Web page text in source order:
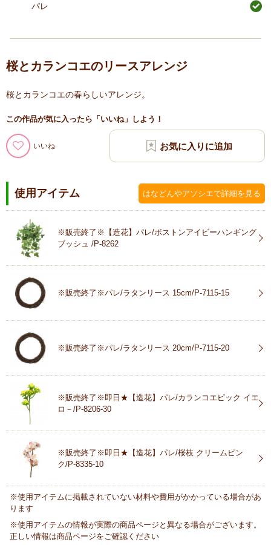
パレ
桜とカランコエのリースアレンジ
桜とカランコエの春らしいアレンジ。
この作品が気に入ったら「いいね」しよう！
いいね
使用アイテム はなどんやアソシエで詳細を見る
※販売終了※【造花】パレ/ボストンアイビーハンギング
ブッシュ /P-8262
※販売終了※パレ/ラタンリース 15cm/P-7115-15
※販売終了※パレ/ラタンリース 20cm/P-7115-20
※販売終了※即日★【造花】パレ/カランコエピック イエ
ロ－/P-8206-30
※販売終了※即日★【造花】パレ/桜枝 クリームピン
ク/P-8335-10
※使用アイテムに掲載されていない材料や費用がかかっている場合があ
ります
※使用アイテムの情報が実際の商品ページと異なる場合がございます。
正しい情報は商品ページをご確認ください